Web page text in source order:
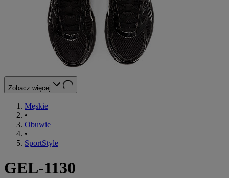
Zobacz więcej
Męskie
•
Obuwie
•
SportStyle
GEL-1130